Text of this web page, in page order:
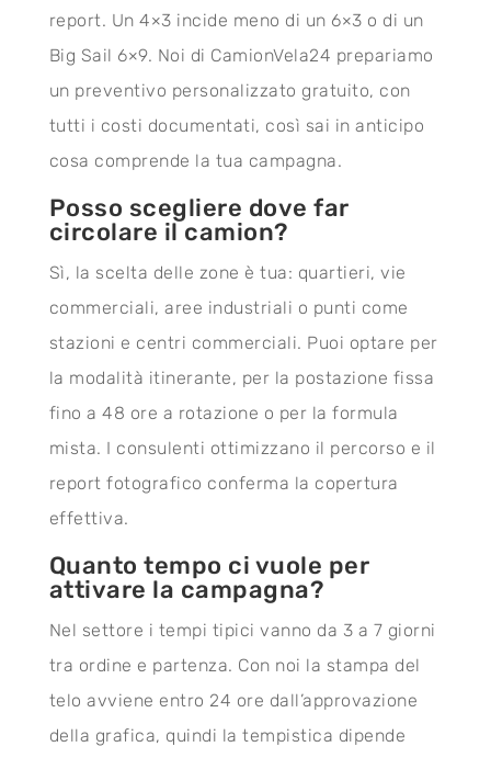
report. Un 4×3 incide meno di un 6×3 o di un
Big Sail 6×9. Noi di CamionVela24 prepariamo
un preventivo personalizzato gratuito, con
tutti i costi documentati, così sai in anticipo
cosa comprende la tua campagna.
Posso scegliere dove far
circolare il camion?
Sì, la scelta delle zone è tua: quartieri, vie
commerciali, aree industriali o punti come
stazioni e centri commerciali. Puoi optare per
la modalità itinerante, per la postazione fissa
fino a 48 ore a rotazione o per la formula
mista. I consulenti ottimizzano il percorso e il
report fotografico conferma la copertura
effettiva.
Quanto tempo ci vuole per
attivare la campagna?
Nel settore i tempi tipici vanno da 3 a 7 giorni
tra ordine e partenza. Con noi la stampa del
telo avviene entro 24 ore dall’approvazione
della grafica, quindi la tempistica dipende